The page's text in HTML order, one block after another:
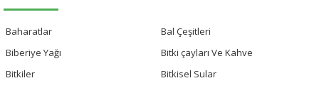
Baharatlar
Bal Çeşitleri
Biberiye Yağı
Bitki çayları Ve Kahve
Bitkiler
Bitkisel Sular